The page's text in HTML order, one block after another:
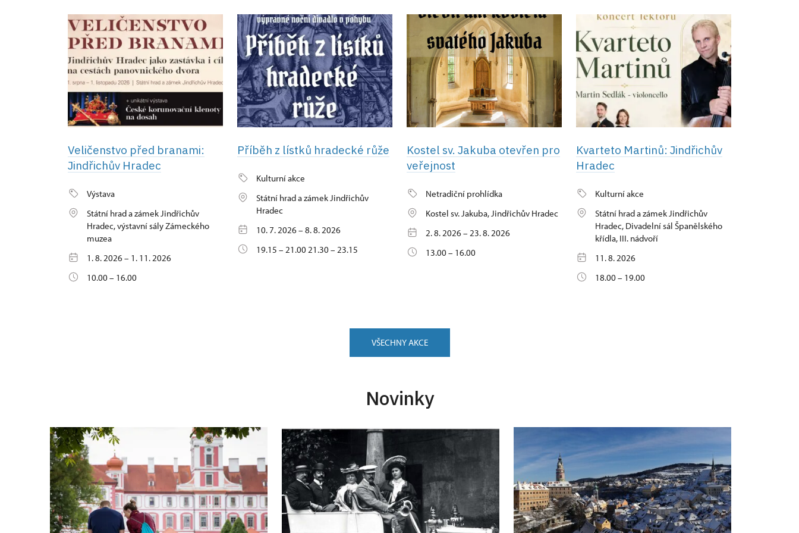
Veličenstvo před branami:
Jindřichův Hradec
Výstava
Státní hrad a zámek Jindřichův
Hradec, výstavní sály Zámeckého
muzea
1. 8. 2026 – 1. 11. 2026
10.00 – 16.00
Příběh z lístků hradecké růže
Kulturní akce
Státní hrad a zámek Jindřichův
Hradec
10. 7. 2026 – 8. 8. 2026
19.15 – 21.00 21.30 – 23.15
Kostel sv. Jakuba otevřen pro
veřejnost
Netradiční prohlídka
Kostel sv. Jakuba, Jindřichův Hradec
2. 8. 2026 – 23. 8. 2026
13.00 – 16.00
Kvarteto Martinů: Jindřichův
Hradec
Kulturní akce
Státní hrad a zámek Jindřichův
Hradec, Divadelní sál Španělského
křídla, III. nádvoří
11. 8. 2026
18.00 – 19.00
VŠECHNY AKCE
Novinky